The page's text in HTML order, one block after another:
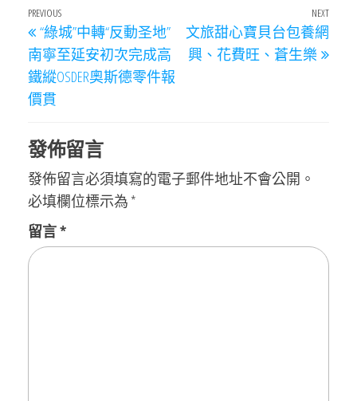
文
章
導
覽
Previous
Post
PREVIOUS
“綠城”中轉“反動圣地”
南寧至延安初次完成高
鐵縱OSDER奧斯德零件報
價貫
Next
NEXT
文旅甜心寶貝台包養網
興、花費旺、蒼生樂
發佈留言
發佈留言必須填寫的電子郵件地址不會公開。
必填欄位標示為 *
留言*